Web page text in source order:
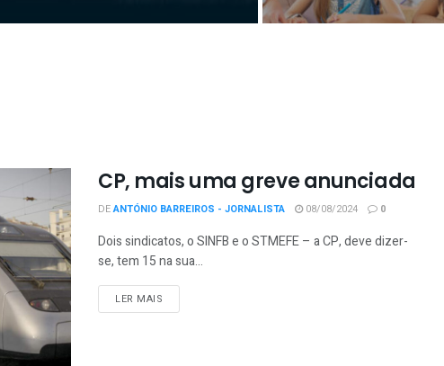
CP, mais uma greve anunciada
DEANTÓNIO BARREIROS - JORNALISTA 08/08/2024 0
Dois sindicatos, o SINFB e o STMEFE – a CP, deve dizer-
se, tem 15 na sua...
LER MAIS